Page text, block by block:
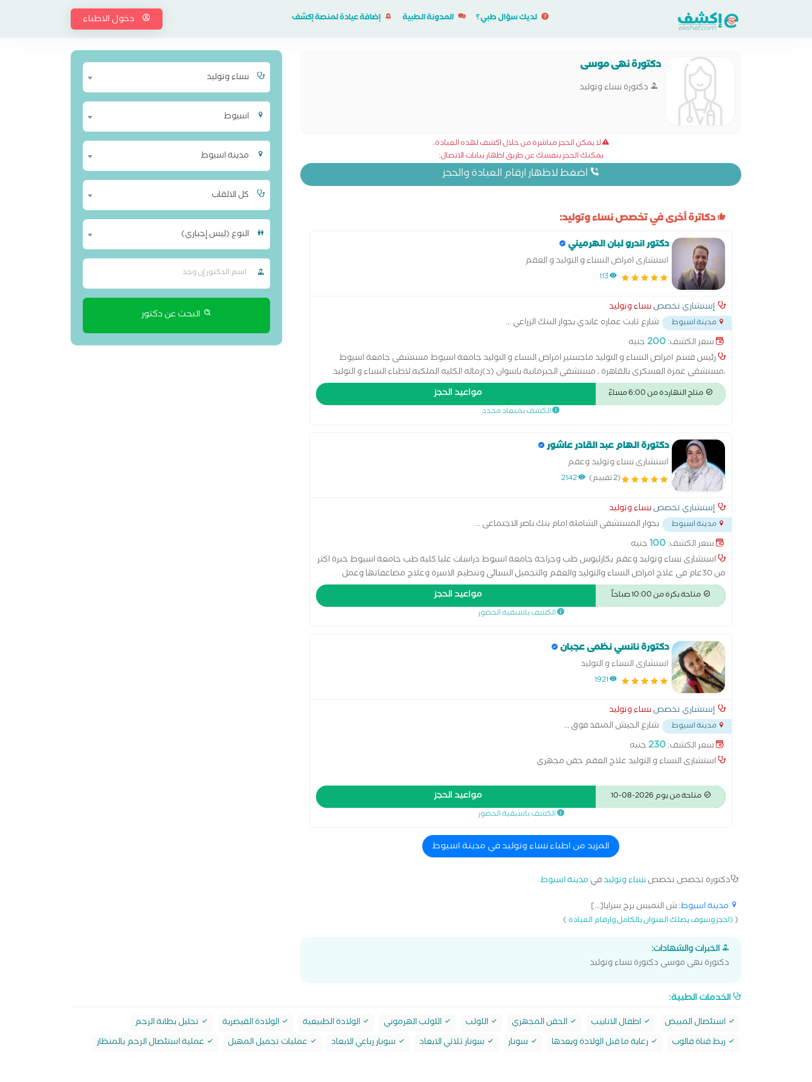
لديك سؤال طبي؟ المدونة الطبية إضافة عيادة لمنصة إكشف دخول الاطباء
دكتورة نهى موسى
دكتورة نساء وتوليد
لا يمكن الحجز مباشرة من خلال اكشف لهذه العيادة،
يمكنك الحجز بنفسك عن طريق اظهار بيانات الاتصال:
اضغط لاظهار ارقام العيادة والحجز
دكاترة أخرى في تخصص نساء وتوليد:
دكتور اندرو لبان الهرميني
استشارى امراض النساء و التوليد و العقم
113
إستشاري تخصصنساء وتوليد
مدينة اسيوط شارع ثابت عماره غاندي بجوار البنك الزراعي...
سعر الكشف:200جنيه
رئيس قسم امراض النساء و التوليد ماجستير امراض النساء و التوليد جامعة اسيوط مستشفى جامعة اسيوط
،مستشفى غمرة العسكرى بالقاهرة ، مستشفى الجيرمانية باسوان (د)زماله الكليه الملكيه لاطباء النساء و التوليد
بانجلترا
متاح النهاردة من 6:00 مساءً مواعيد الحجز
الكشف بميعاد محدد
دكتورة الهام عبد القادر عاشور
استشارى نساء وتوليد وعقم
(2 تقييم) 2142
إستشاري تخصصنساء وتوليد
مدينة اسيوط بجوار المستشفى الشاملة امام بنك ناصر الاجتماعى...
سعر الكشف:100جنيه
استشارى نساء وتوليد وعقم بكارليوس طب وجراحة جامعة اسيوط دراسات عليا كلية طب جامعة اسيوط خبرة اكثر
من 30عام فى علاج امراض النساء والتوليد والعقم والتجميل النسائى وتنظيم الاسرة وعلاج مضاعفاتها وعمل
المناظير الجراحيةوالولادة الطبيعية والولادة القيصرية بدون الم وعمل الاصلاح المهبلى واستئصال الرحم
متاحة بكرة من 10:00 صباحاً مواعيد الحجز
الكشف باسبقية الحضور
دكتورة نانسي نظمى عجبان
استشارى النساء و التوليد
1921
إستشاري تخصصنساء وتوليد
مدينة اسيوط شارع الجيش المنفذ فوق...
سعر الكشف:230جنيه
استشارى النساء و التوليد علاج العقم حقن مجهرى
متاحة من يوم 2026-08-10 مواعيد الحجز
الكشف باسبقية الحضور
المزيد من اطباء نساء وتوليد في مدينة اسيوط
دكتورة تخصص تخصصنساء وتوليدفي مدينة اسيوط
مدينة اسيوط: ش النميس برج سرايا[...]
((احجز وسوف يصلك العنوان بالكامل وارقام العيادة)
الخبرات والشهادات:
دكتورة نهى موسى دكتورة نساء وتوليد
نساء وتوليد
اسيوط
مدينة اسيوط
كل الالقاب
النوع (ليس إجباري)
البحث عن دكتور
الخدمات الطبية:
استئصال المبيض اطفال الانابيب الحقن المجهري اللولب اللولب الهرموني الولادة الطبيعية الولادة القيصرية
تحليل بطانة الرحم
ربط قناة فالوب
رعاية ما قبل الولادة وبعدها سونار سونار ثلاثي الابعاد سونار رباعي الابعاد عمليات تجميل المهبل عملية استئصال الرحم بالمنظار